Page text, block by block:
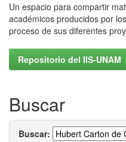
Un espacio para compartir
académicos producidos por
proceso de sus diferentes
Repositorio del IIS-UNAM
Buscar
Buscar: